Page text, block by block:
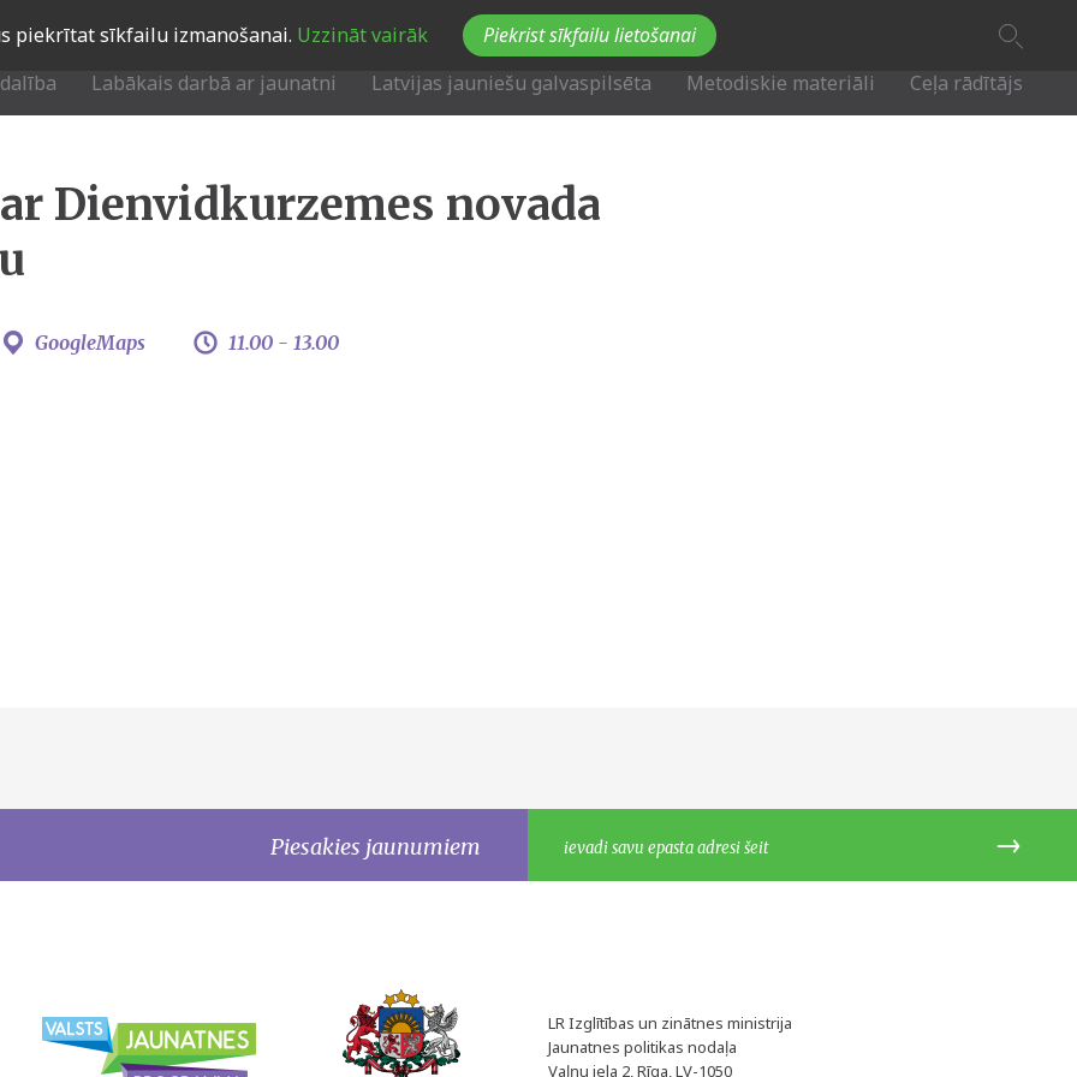
piekrītat sīkfailu izmanošanai. Uzzināt vairāk Piekrist sīkfailu lietošanai
Labākais darbā ar jaunatni Latvijas jauniešu galvaspilsēta Metodiskie materiāli Ceļa rādītājs
Dienvidkurzemes novada
GoogleMaps 11.00 - 13.00
Piesakies jaunumiem
LR Izglītības un zinātnes ministrija
Jaunatnes politikas nodaļa
Vaļņu iela 2, Rīga, LV-1050